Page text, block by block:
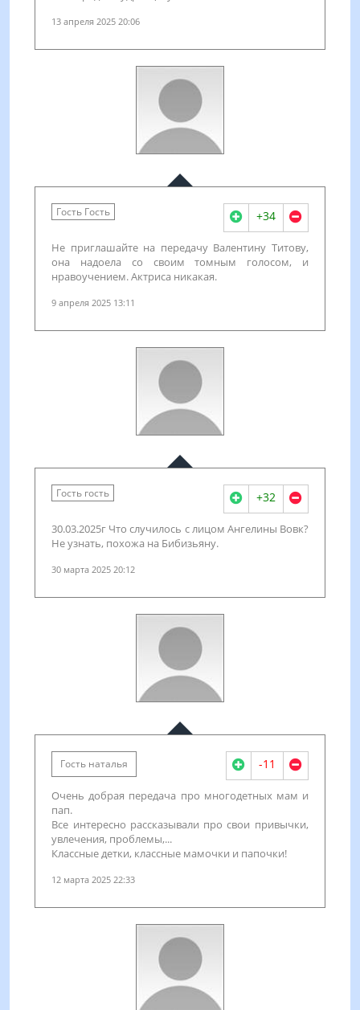
13 апреля 2025 20:06
Гость Гость +34
Не приглашайте на передачу Валентину Титову,
она надоела со своим томным голосом, и
нравоучением. Актриса никакая.
9 апреля 2025 13:11
Гость гость +32
30.03.2025г Что случилось с лицом Ангелины Вовк?
Не узнать, похожа на Бибизьяну.
30 марта 2025 20:12
Гость наталья -11
Очень добрая передача про многодетных мам и
пап.
Все интересно рассказывали про свои привычки,
увлечения, проблемы,...
Классные детки, классные мамочки и папочки!
12 марта 2025 22:33